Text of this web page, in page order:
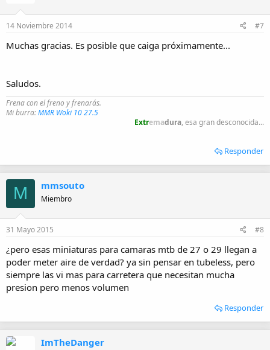
14 Noviembre 2014 #7
Muchas gracias. Es posible que caiga próximamente...
Saludos.
Frena con el freno y frenarás.
Mi burra:MMR Woki 10 27.5
Extremadura, esa gran desconocida...
Responder
M mmsouto
Miembro
31 Mayo 2015 #8
¿pero esas miniaturas para camaras mtb de 27 o 29 llegan a
poder meter aire de verdad? ya sin pensar en tubeless, pero
siempre las vi mas para carretera que necesitan mucha
presion pero menos volumen
Responder
ImTheDanger